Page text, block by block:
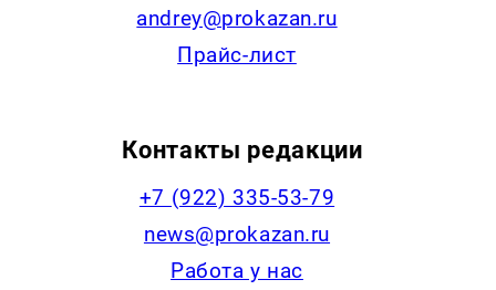
andrey@prokazan.ru
Прайс-лист
Контакты редакции
+7 (922) 335-53-79
news@prokazan.ru
Работа у нас